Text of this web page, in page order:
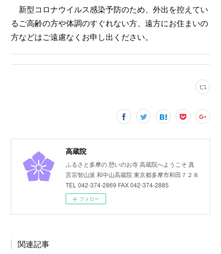
新型コロナウイルス感染予防のため、外出を控えてい
るご高齢の方や体調のすぐれない方、遠方にお住まいの
方などはご遠慮なくお申し出ください。
高蔵院
ふるさと多摩の 憩いのお寺 高蔵院へようこそ 真
言宗智山派 和中山高蔵院 東京都多摩市和田７２８
TEL 042-374-2869 FAX 042-374-2885
フォロー
関連記事